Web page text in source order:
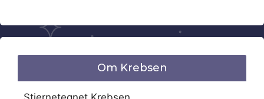
Om Krebsen